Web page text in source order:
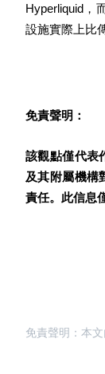
BTC 專享獎勵
充值並交易
充值
Hyperliquid，
設施實際上比
免責聲明：
該觀點僅代表
及其附屬機構
責任。此信息
免責聲明：本